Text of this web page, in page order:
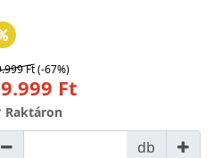
Ft(-67%)
Ft
Raktáron
db